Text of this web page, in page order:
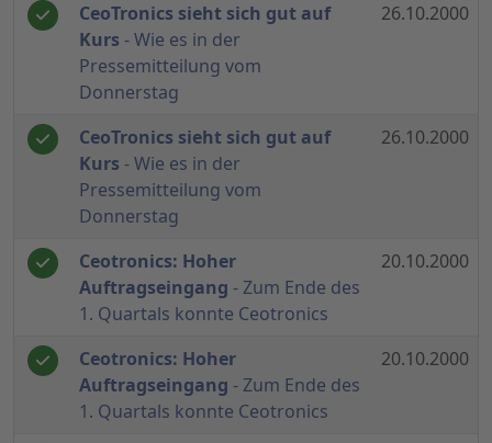
CeoTronics sieht sich gut auf
Kurs - Wie es in der
Pressemitteilung vom
Donnerstag
26.10.2000
CeoTronics sieht sich gut auf
Kurs - Wie es in der
Pressemitteilung vom
Donnerstag
26.10.2000
Ceotronics: Hoher
Auftragseingang - Zum Ende des
1. Quartals konnte Ceotronics
20.10.2000
Ceotronics: Hoher
Auftragseingang - Zum Ende des
1. Quartals konnte Ceotronics
20.10.2000